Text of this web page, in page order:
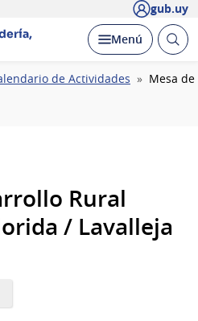
gub.uy
Desplegar
Menú Abrir
de Actividades Mesa
Rural
/ Lavalleja